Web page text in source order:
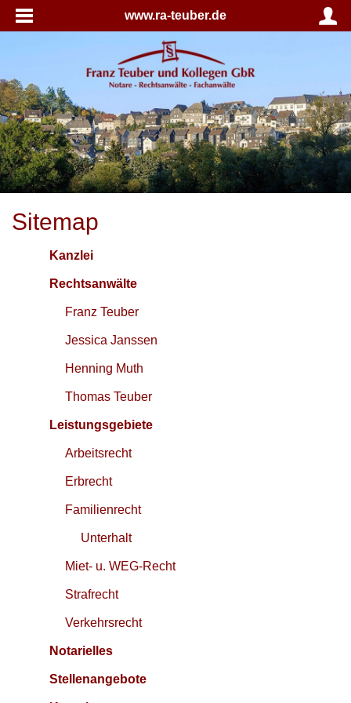
www.ra-teuber.de
Sitemap
Kanzlei
Rechtsanwälte
Franz Teuber
Jessica Janssen
Henning Muth
Thomas Teuber
Leistungsgebiete
Arbeitsrecht
Erbrecht
Familienrecht
Unterhalt
Miet- u. WEG-Recht
Strafrecht
Verkehrsrecht
Notarielles
Stellenangebote